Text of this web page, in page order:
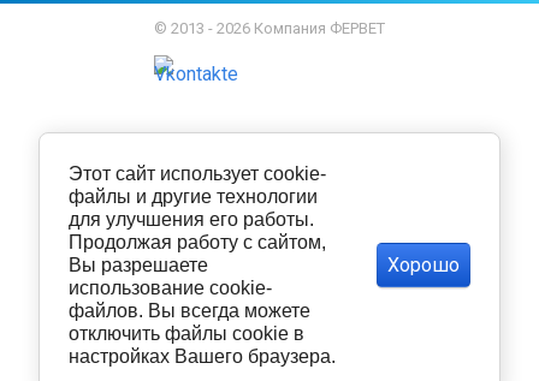
© 2013 - 2026 Компания ФЕРВЕТ
Этот сайт использует cookie-
файлы и другие технологии
для улучшения его работы.
Продолжая работу с сайтом,
Вы разрешаете
использование cookie-
файлов. Вы всегда можете
отключить файлы cookie в
настройках Вашего браузера.
Хорошо